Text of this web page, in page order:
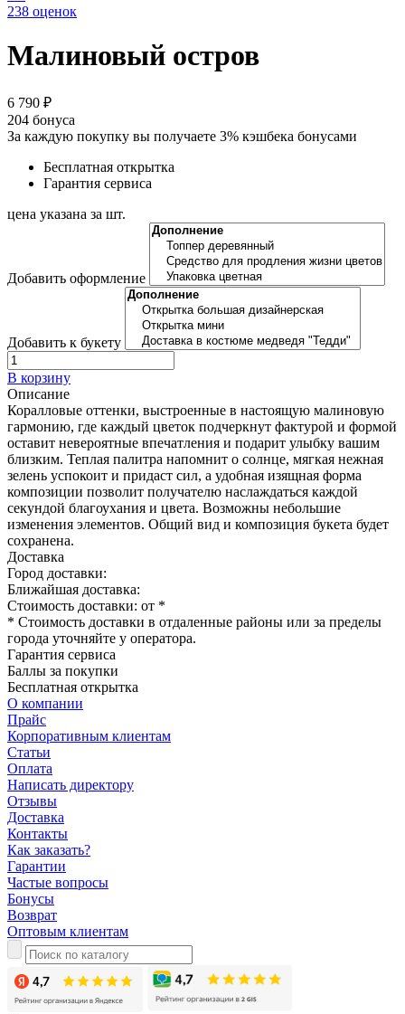
238 оценок
Малиновый остров
6 790 ₽
204 бонуса
За каждую покупку вы получаете 3% кэшбека бонусами
Бесплатная открытка
Гарантия сервиса
цена указана за шт.
Добавить оформление
Добавить к букету
В корзину
Описание
Коралловые оттенки, выстроенные в настоящую малиновую
гармонию, где каждый цветок подчеркнут фактурой и формой
оставит невероятные впечатления и подарит улыбку вашим
близким. Теплая палитра напомнит о солнце, мягкая нежная
зелень успокоит и придаст сил, а удобная изящная форма
композиции позволит получателю наслаждаться каждой
секундой благоухания и цвета. Возможны небольшие
изменения элементов. Общий вид и композиция букета будет
сохранена.
Доставка
Город доставки:
Ближайшая доставка:
Стоимость доставки: от *
* Стоимость доставки в отдаленные районы или за пределы
города уточняйте у оператора.
Гарантия сервиса
Баллы за покупки
Бесплатная открытка
О компании
Прайс
Корпоративным клиентам
Статьи
Оплата
Написать директору
Отзывы
Доставка
Контакты
Как заказать?
Гарантии
Частые вопросы
Бонусы
Возврат
Оптовым клиентам